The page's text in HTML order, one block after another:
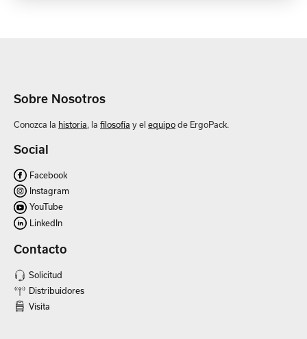
Sobre Nosotros
Conozca la historia, la filosofía y el equipo de ErgoPack.
Social
Facebook
Instagram
YouTube
LinkedIn
Contacto
Solicitud
Distribuidores
Visita